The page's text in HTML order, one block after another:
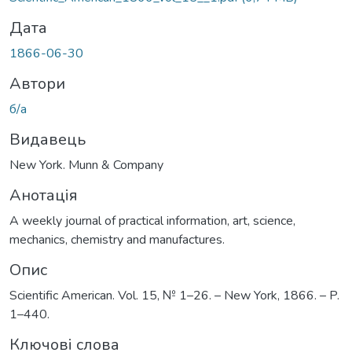
Дата
1866-06-30
Автори
б/а
Видавець
New York. Munn & Company
Анотація
A weekly journal of practical information, art, science,
mechanics, chemistry and manufactures.
Опис
Scientific American. Vol. 15, № 1–26. – New York, 1866. – P.
1–440.
Ключові слова